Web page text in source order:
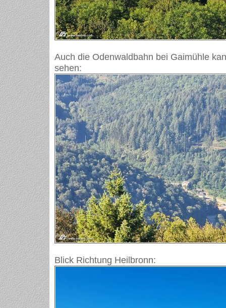
Auch die Odenwaldbahn bei Gaimühle
sehen:
Blick Richtung Heilbronn: